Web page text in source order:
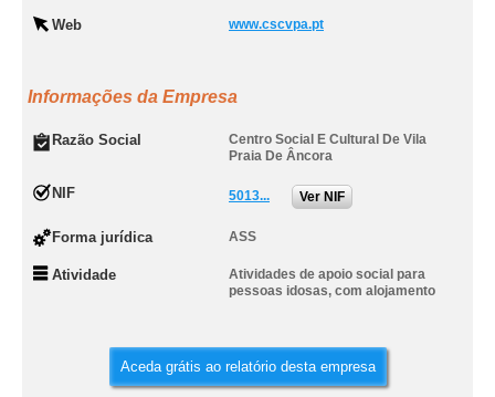
Web www.cscvpa.pt
Informações da Empresa
Razão Social
Centro Social E Cultural De Vila
Praia De Âncora
NIF 5013... Ver NIF
Forma jurídica ASS
Atividade
Atividades de apoio social para
pessoas idosas, com alojamento
Aceda grátis ao relatório desta empresa